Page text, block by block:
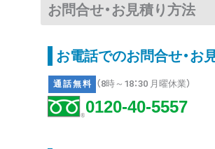
お問合せ・お見積り方法
お電話でのお問合せ・お
通話無料 （8時～18：30 月曜休業）
0120-40-5557